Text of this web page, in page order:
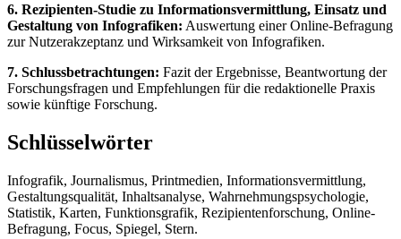
6. Rezipienten-Studie zu Informationsvermittlung, Einsatz und
Gestaltung von Infografiken: Auswertung einer Online-Befragung
zur Nutzerakzeptanz und Wirksamkeit von Infografiken.
7. Schlussbetrachtungen: Fazit der Ergebnisse, Beantwortung der
Forschungsfragen und Empfehlungen für die redaktionelle Praxis
sowie künftige Forschung.
Schlüsselwörter
Infografik, Journalismus, Printmedien, Informationsvermittlung,
Gestaltungsqualität, Inhaltsanalyse, Wahrnehmungspsychologie,
Statistik, Karten, Funktionsgrafik, Rezipientenforschung, Online-
Befragung, Focus, Spiegel, Stern.